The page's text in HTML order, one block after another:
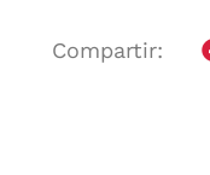
Compartir: